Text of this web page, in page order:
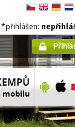
*přihlášen: